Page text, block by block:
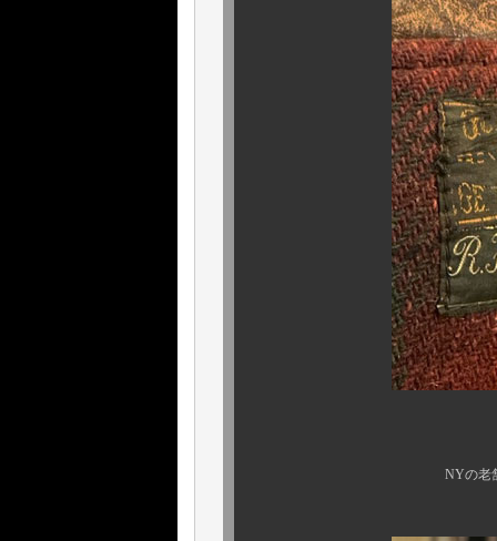
NYの老舗名門、あの